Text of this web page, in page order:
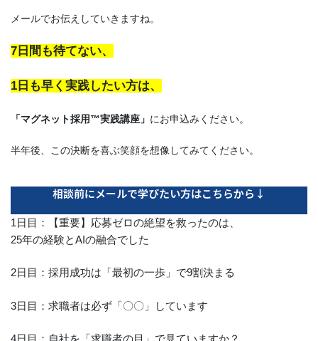
メールでお伝えしていきますね。
7日間も待てない、
1日も早く実践したい方は、
「マグネット採用™実践講座」 にお申込みください。
半年後、この決断を喜ぶ笑顔を想像してみてください。
相談前にメールで学びたい方はこちらから↓
1日目：【重要】応募ゼロの絶望を救ったのは、
25年の経験とAIの融合でした
2日目：採用成功は「最初の一歩」で9割決まる
3日目：求職者は必ず「〇〇」しています